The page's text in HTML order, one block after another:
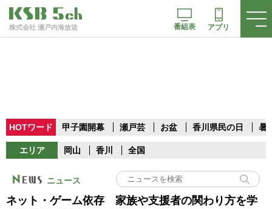
株式会社 瀬戸内海放送 番組表 アプリ
HOTワード 甲子園開幕 瀬戸芸 お盆 香川県民の日 暑
エリア 岡山 香川 全国
ニュース
ネット・ゲーム依存 家族や支援者の関わり方を学